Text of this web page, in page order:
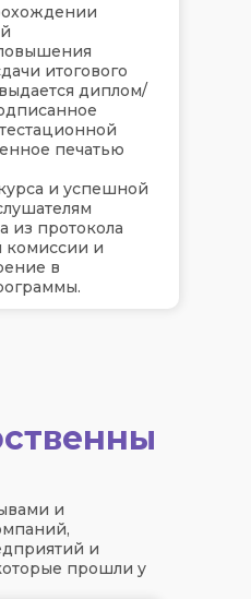
итогового
диплом/
печатью
и успешной
из протокола
комиссии и
в
и
и
прошли у